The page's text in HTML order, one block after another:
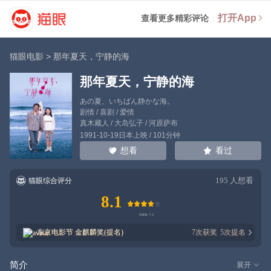
查看更多精彩评论 打开App
猫眼电影 >那年夏天，宁静的海
那年夏天，宁静的海
あの夏、いちばん静かな海。
剧情 / 喜剧 / 爱情
真木藏人 / 大岛弘子/ 河原萨布
1991-10-19日本上映 / 101分钟
想看 看过
猫眼综合评分 195 人想看
8.1
东京电影节 金麒麟奖(提名) 7次获奖 5次提名
简介 展开